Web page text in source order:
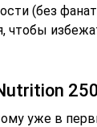
(без
чтобы
уже в